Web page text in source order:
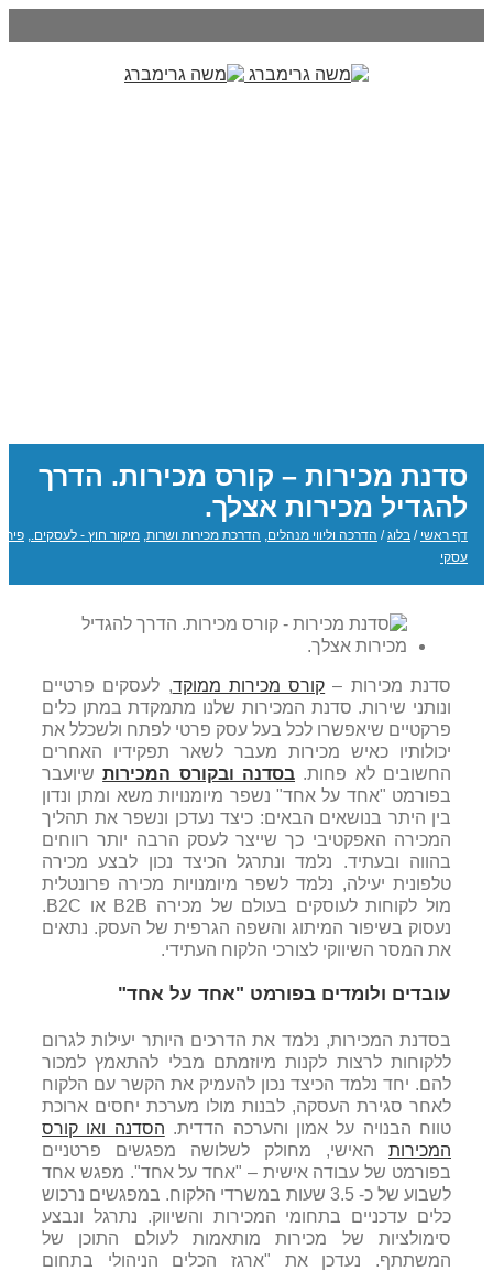
סדנת מכירות – קורס מכירות. הדרך
להגדיל מכירות אצלך.
דף ראשי / בלוג / הדרכה וליווי מנהלים, הדרכת מכירות ושרות, מיקור חוץ - לעסקים.,
עסקי
סדנת מכירות – קורס מכירות ממוקד, לעסקים פרטיים
ונותני שירות. סדנת המכירות שלנו מתמקדת במתן כלים
פרקטיים שיאפשרו לכל בעל עסק פרטי לפתח ולשכלל את
יכולותיו כאיש מכירות מעבר לשאר תפקידיו האחרים
החשובים לא פחות. בסדנה ובקורס המכירותשיועבר
בפורמט "אחד על אחד" נשפר מיומנויות משא ומתן ונדון
בין היתר בנושאים הבאים: כיצד נעדכן ונשפר את תהליך
המכירה האפקטיבי כך שייצר לעסק הרבה יותר רווחים
בהווה ובעתיד. נלמד ונתרגל הכיצד נכון לבצע מכירה
טלפונית יעילה, נלמד לשפר מיומנויות מכירה פרונטלית
מול לקוחות לעוסקים בעולם של מכירה B2B או B2C.
נעסוק בשיפור המיתוג והשפה הגרפית של העסק. נתאים
את המסר השיווקי לצורכי הלקוח העתידי.
עובדים ולומדים בפורמט "אחד על אחד"
בסדנת המכירות, נלמד את הדרכים היותר יעילות לגרום
ללקוחות לרצות לקנות מיוזמתם מבלי להתאמץ למכור
להם. יחד נלמד הכיצד נכון להעמיק את הקשר עם הלקוח
לאחר סגירת העסקה, לבנות מולו מערכת יחסים ארוכת
טווח הבנויה על אמון והערכה הדדית. הסדנה ואו קורס
המכירות האישי, מחולק לשלושה מפגשים פרטניים
בפורמט של עבודה אישית – "אחד על אחד". מפגש אחד
לשבוע של כ- 3.5 שעות במשרדי הלקוח. במפגשים נרכוש
כלים עדכניים בתחומי המכירות והשיווק. נתרגל ונבצע
סימולציות של מכירות מותאמות לעולם התוכן של
המשתתף. נעדכן את "ארגז הכלים הניהולי בתחום